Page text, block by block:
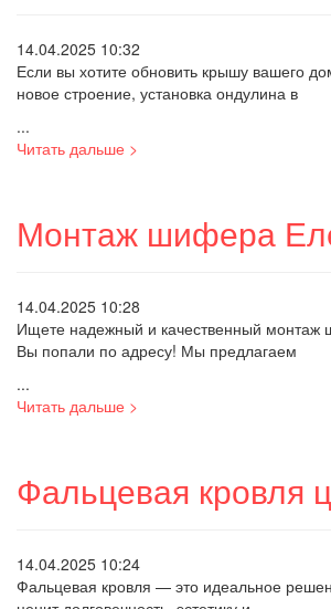
14.04.2025 10:32
Если вы хотите обновить крышу вашего
новое строение, установка ондулина в
...
Читать дальше >
Монтаж шифера
14.04.2025 10:28
Ищете надежный и качественный монтаж
Вы попали по адресу! Мы предлагаем
...
Читать дальше >
Фальцевая кровля
14.04.2025 10:24
Фальцевая кровля — это идеальное